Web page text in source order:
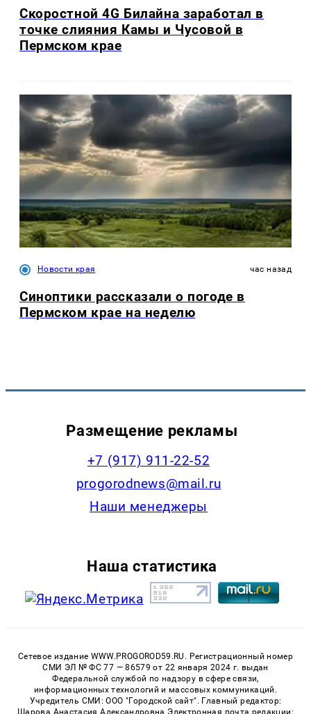
Скоростной 4G Билайна заработал в
точке слияния Камы и Чусовой в
Пермском крае
Новости края час назад
Синоптики рассказали о погоде в
Пермском крае на неделю
Размещение рекламы
+7 (917) 911-22-52
progorodnews@mail.ru
Наши менеджеры
Наша статистика
Сетевое издание WWW.PROGOROD59.RU. Регистрационный номер
СМИ ЭЛ № ФС 77 — 86579 от 22 января 2024 г. выдан
Федеральной службой по надзору в сфере связи,
информационных технологий и массовых коммуникаций.
Учредитель СМИ: ООО "Городской сайт". Главный редактор:
Шарова Анастасия Александровна Электронная почта редакции: